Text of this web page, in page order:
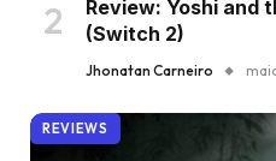
Review: Yoshi and
(Switch 2)
Jhonatan Carneiro
REVIEWS